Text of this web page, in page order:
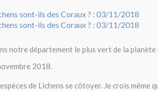
notre département le plus vert de la planète
2018.
de Lichens se côtoyer. Je crois même